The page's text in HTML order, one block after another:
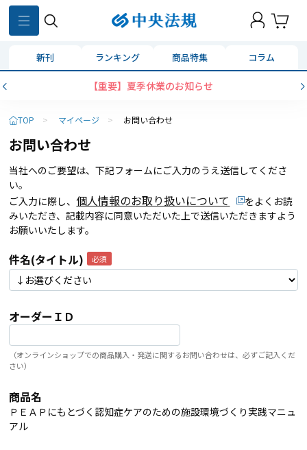
新刊 ランキング 商品特集 コラム
【重要】夏季休業のお知らせ
TOP > マイページ > お問い合わせ
お問い合わせ
当社へのご要望は、下記フォームにご入力のうえ送信してくださ
い。
ご入力に際し、 個人情報のお取り扱いについて
をよくお読
みいただき、記載内容に同意いただいた上で送信いただきますよう
お願いいたします。
件名(タイトル)
オーダーＩＤ
（オンラインショップでの商品購入・発送に関するお問い合わせは、必ずご記入くだ
さい）
商品名
ＰＥＡＰにもとづく認知症ケアのための施設環境づくり実践マニュ
アル